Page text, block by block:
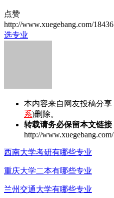
点赞
http://www.xuegebang.com/
选专业
本内容来自网友投稿分
系)删除。
转载请务必保留本文链接
http://
西南大学考研有哪些专业
重庆大学二本有哪些专业
兰州交通大学有哪些专业